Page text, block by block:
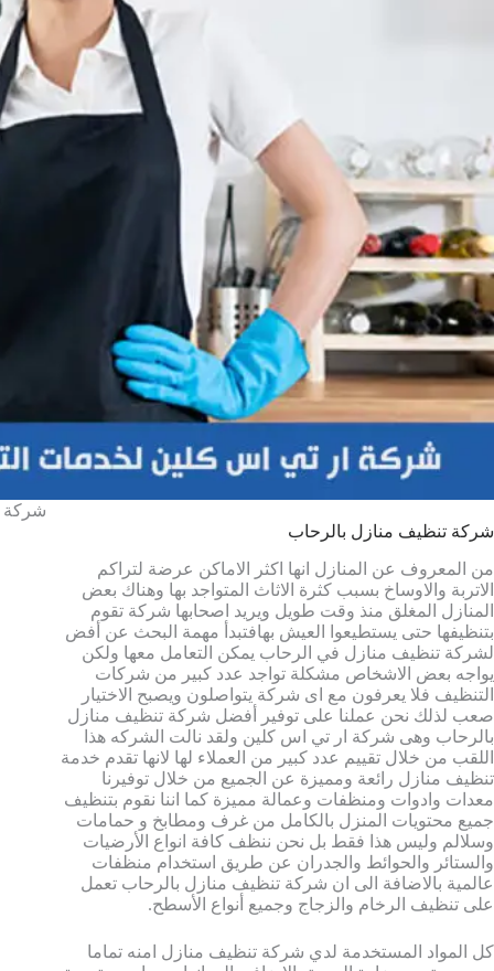
شركة
شركة تنظيف منازل بالرحاب
من المعروف عن المنازل انها اكثر الاماكن عرضة لتراكم
الاتربة والاوساخ بسبب كثرة الاثاث المتواجد بها وهناك بعض
المنازل المغلق منذ وقت طويل ويريد اصحابها شركة تقوم
بتنظيفها حتى يستطيعوا العيش بهافتبدأ مهمة البحث عن أفض
لشركة تنظيف منازل في الرحاب يمكن التعامل معها ولكن
يواجه بعض الاشخاص مشكلة تواجد عدد كبير من شركات
التنظيف فلا يعرفون مع اى شركة يتواصلون ويصبح الاختيار
صعب لذلك نحن عملنا على توفير أفضل شركة تنظيف منازل
بالرحاب وهى شركة ار تي اس كلين ولقد نالت الشركه هذا
اللقب من خلال تقييم عدد كبير من العملاء لها لانها تقدم خدمة
تنظيف منازل رائعة ومميزة عن الجميع من خلال توفيرنا
معدات وادوات ومنظفات وعمالة مميزة كما اننا نقوم بتنظيف
جميع محتويات المنزل بالكامل من غرف ومطابخ و حمامات
وسلالم وليس هذا فقط بل نحن ننظف كافة انواع الأرضيات
والستائر والحوائط والجدران عن طريق استخدام منظفات
عالمية بالاضافة الى ان شركة تنظيف منازل بالرحاب تعمل
على تنظيف الرخام والزجاج وجميع أنواع الأسطح.
كل المواد المستخدمة لدي شركة تنظيف منازل امنه تماما